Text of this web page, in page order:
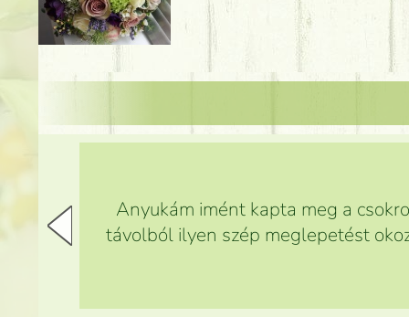
Anyukám imént kapta meg a
távolból ilyen szép meglepetést